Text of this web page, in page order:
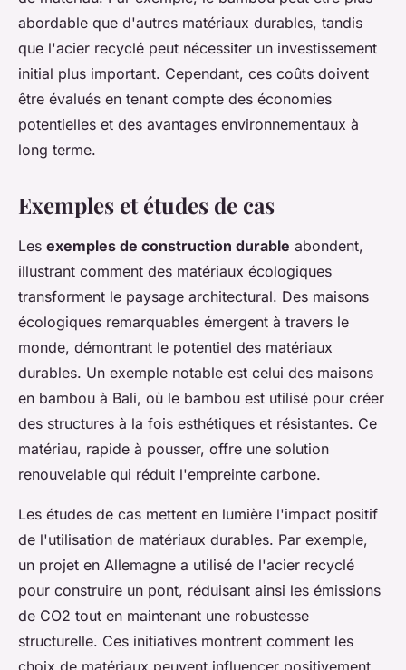
abordable que d'autres matériaux durables, tandis
que l'acier recyclé peut nécessiter un investissement
initial plus important. Cependant, ces coûts doivent
être évalués en tenant compte des économies
potentielles et des avantages environnementaux à
long terme.
Exemples et études de cas
Les exemples de construction durable abondent,
illustrant comment des matériaux écologiques
transforment le paysage architectural. Des maisons
écologiques remarquables émergent à travers le
monde, démontrant le potentiel des matériaux
durables. Un exemple notable est celui des maisons
en bambou à Bali, où le bambou est utilisé pour créer
des structures à la fois esthétiques et résistantes. Ce
matériau, rapide à pousser, offre une solution
renouvelable qui réduit l'empreinte carbone.
Les études de cas mettent en lumière l'impact positif
de l'utilisation de matériaux durables. Par exemple,
un projet en Allemagne a utilisé de l'acier recyclé
pour construire un pont, réduisant ainsi les émissions
de CO2 tout en maintenant une robustesse
structurelle. Ces initiatives montrent comment les
choix de matériaux peuvent influencer positivement